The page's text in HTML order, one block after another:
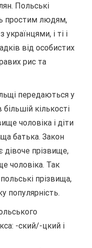
Польські
простим людям,
і ті і
від особистих
рис та
передаються у
більшій кількості
чоловіка і діти
батька. Закон
дівоче прізвище,
чоловіка. Так
прізвища,
популярність.
-ский/-цкий і